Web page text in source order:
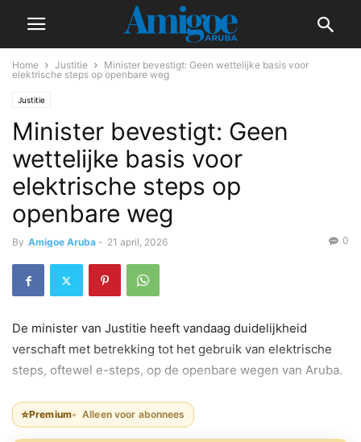
Home Justitie
Minister bevestigt: Geen wettelijke basis voor
elektrische steps op openbare weg
Justitie
Minister bevestigt: Geen
wettelijke basis voor
elektrische steps op
openbare weg
By Amigoe Aruba - 21 april, 2026 0
De minister van Justitie heeft vandaag duidelijkheid
verschaft met betrekking tot het gebruik van elektrische
steps, oftewel e-steps, op de openbare wegen van Aruba.
⭐Premium Alleen voor abonnees